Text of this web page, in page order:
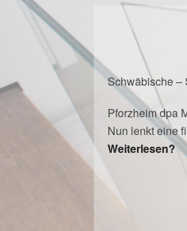
Schwäbische
Pforzheim dpa
Nun lenkt eine
Weiterlesen?